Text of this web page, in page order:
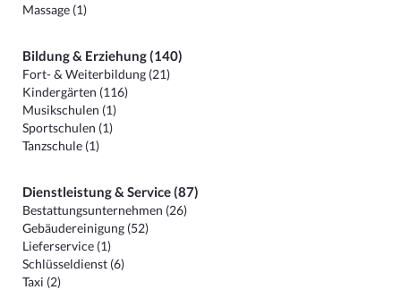
Massage (1)
Bildung & Erziehung (140)
Fort- & Weiterbildung (21)
Kindergärten (116)
Musikschulen (1)
Sportschulen (1)
Tanzschule (1)
Dienstleistung & Service (87)
Bestattungsunternehmen (26)
Gebäudereinigung (52)
Lieferservice (1)
Schlüsseldienst (6)
Taxi (2)